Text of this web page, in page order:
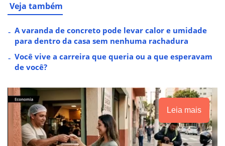
Veja também
A varanda de concreto pode levar calor e umidade
para dentro da casa sem nenhuma rachadura
Você vive a carreira que queria ou a que esperavam
de você?
Leia mais